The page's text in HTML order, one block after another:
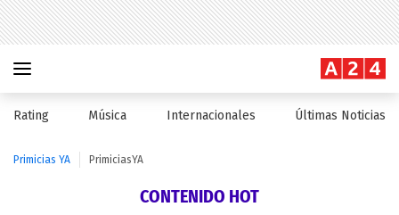
Rating Música Internacionales Últimas Noticias
Primicias YA PrimiciasYA
CONTENIDO HOT